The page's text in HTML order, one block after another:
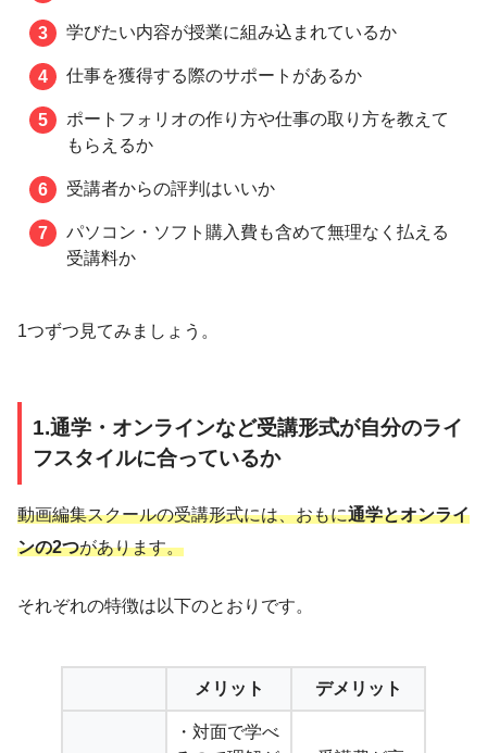
学びたい内容が授業に組み込まれているか
仕事を獲得する際のサポートがあるか
ポートフォリオの作り方や仕事の取り方を教えて
もらえるか
受講者からの評判はいいか
パソコン・ソフト購入費も含めて無理なく払える
受講料か
1つずつ見てみましょう。
1.通学・オンラインなど受講形式が自分のライ
フスタイルに合っているか
動画編集スクールの受講形式には、おもに通学とオンライ
ンの2つがあります。
それぞれの特徴は以下のとおりです。
メリット デメリット
・対面で学べ